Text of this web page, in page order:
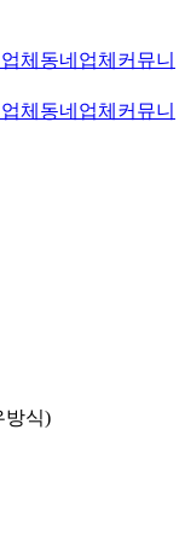
체 동네업체 커뮤니
체 동네업체 커뮤니
방식)